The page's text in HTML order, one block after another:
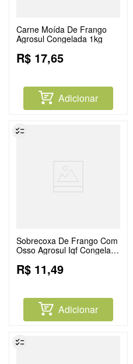
Carne Moída De Frango
Agrosul Congelada 1kg
R$ 17,65
Adicionar
Sobrecoxa De Frango Com
Osso Agrosul Iqf Congelado
R$ 11,49
Adicionar